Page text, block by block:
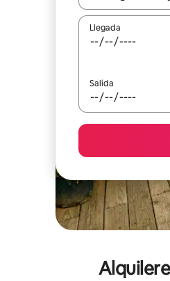
Llegada
Salida